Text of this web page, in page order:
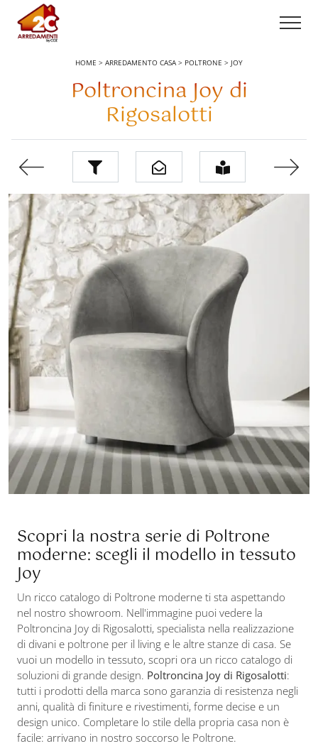
HOME > ARREDAMENTO CASA> POLTRONE > JOY
Poltroncina Joy di
Rigosalotti
Scopri la nostra serie di Poltrone
moderne: scegli il modello in tessuto
Joy
Un ricco catalogo di Poltrone moderne ti sta aspettando
nel nostro showroom. Nell'immagine puoi vedere la
Poltroncina Joy di Rigosalotti, specialista nella realizzazione
di divani e poltrone per il living e le altre stanze di casa. Se
vuoi un modello in tessuto, scopri ora un ricco catalogo di
soluzioni di grande design. Poltroncina Joy di Rigosalotti:
tutti i prodotti della marca sono garanzia di resistenza negli
anni, qualità di finiture e rivestimenti, forme decise e un
design unico. Completare lo stile della propria casa non è
facile: arrivano in nostro soccorso le Poltrone.